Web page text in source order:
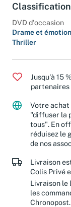
Classification
DVD d'occasion
Drame et émotion
Thriller
Jusqu'à 15
Votre achat
"diffuser la
tous". En
réduisez le
de nos
Livraison
Colis Privé
Livraison le
les
Chronopost.